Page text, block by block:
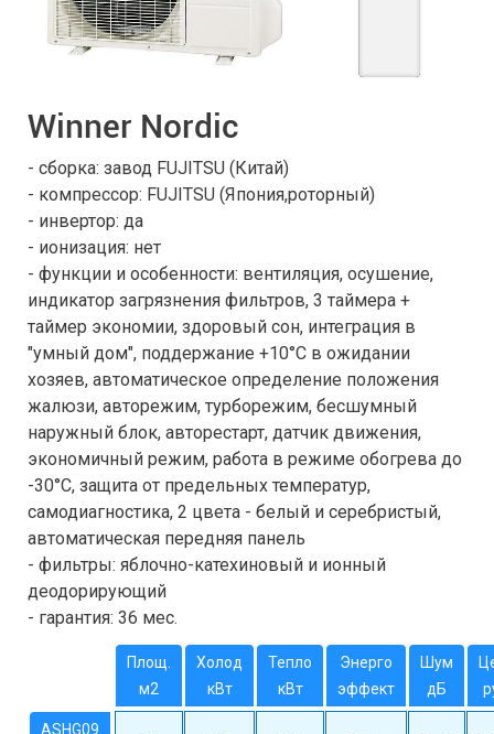
Winner Nordic
- сборка: завод FUJITSU (Китай)
- компрессор: FUJITSU (Япония,роторный)
- инвертор: да
- ионизация: нет
- функции и особенности: вентиляция, осушение,
индикатор загрязнения фильтров, 3 таймера +
таймер экономии, здоровый сон, интеграция в
"умный дом", поддержание +10°С в ожидании
хозяев, автоматическое определение положения
жалюзи, авторежим, турборежим, бесшумный
наружный блок, авторестарт, датчик движения,
экономичный режим, работа в режиме обогрева до
-30°С, защита от предельных температур,
самодиагностика, 2 цвета - белый и серебристый,
автоматическая передняя панель
- фильтры: яблочно-катехиновый и ионный
деодорирующий
- гарантия: 36 мес.
Площ.
м2
Холод
кВт
Тепло
кВт
Энерго
эффект
Шум
дБ
ASHG09